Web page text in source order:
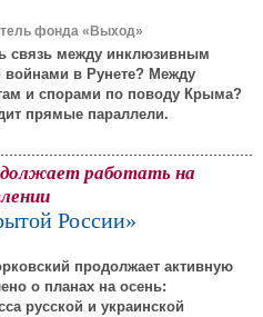
фонда «Выход»
связь между инклюзивным
в Рунете? Между
и спорами по поводу Крыма?
прямые параллели.
работать на
России»
продолжает активную
о планах на осень:
русской и украинской